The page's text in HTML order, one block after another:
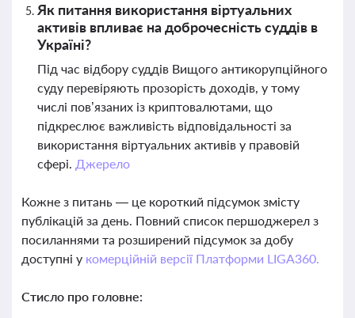
Як питання використання віртуальних
активів впливає на доброчесність суддів в
Україні?
Під час відбору суддів Вищого антикорупційного
суду перевіряють прозорість доходів, у тому
числі пов’язаних із криптовалютами, що
підкреслює важливість відповідальності за
використання віртуальних активів у правовій
сфері. Джерело
Кожне з питань — це короткий підсумок змісту
публікацій за день. Повний список першоджерел з
посиланнями та розширений підсумок за добу
доступні у комерційній версії Платформи LIGA360.
Стисло про головне: